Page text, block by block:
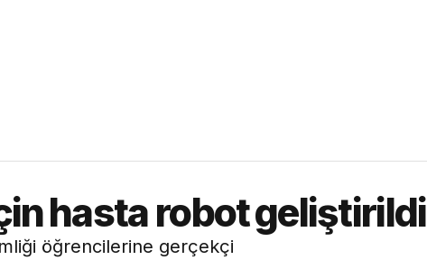
hasta robot geliştirildi
öğrencilerine gerçekçi